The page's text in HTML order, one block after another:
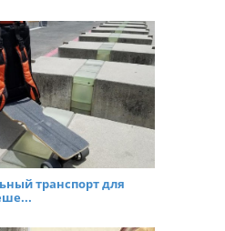
транспорт для